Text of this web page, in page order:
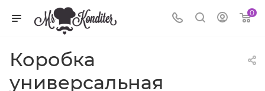
0
Коробка
универсальная